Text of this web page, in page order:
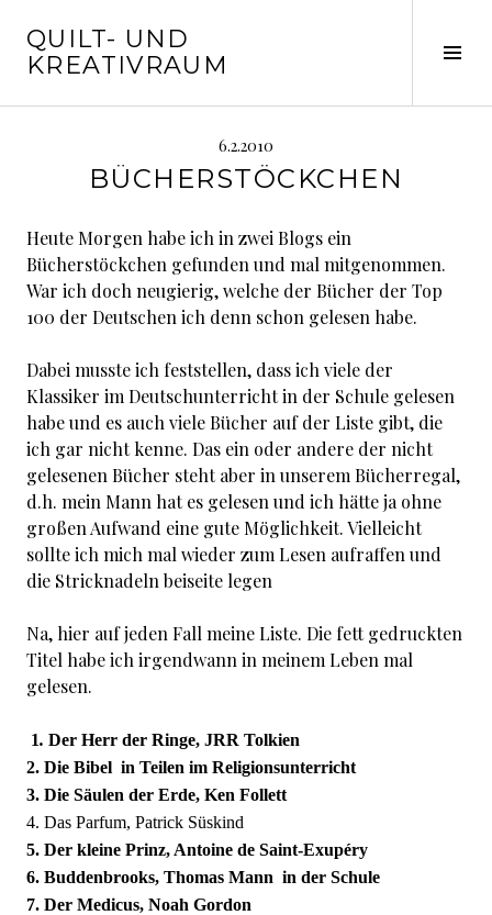
zum
Inhalt
QUILT- UND
KREATIVRAUM
6.2.2010
BÜCHERSTÖCKCHEN
Heute Morgen habe ich in zwei Blogs ein
Bücherstöckchen gefunden und mal mitgenommen.
War ich doch neugierig, welche der Bücher der Top
100 der Deutschen ich denn schon gelesen habe.
Dabei musste ich feststellen, dass ich viele der
Klassiker im Deutschunterricht in der Schule gelesen
habe und es auch viele Bücher auf der Liste gibt, die
ich gar nicht kenne. Das ein oder andere der nicht
gelesenen Bücher steht aber in unserem Bücherregal,
d.h. mein Mann hat es gelesen und ich hätte ja ohne
großen Aufwand eine gute Möglichkeit. Vielleicht
sollte ich mich mal wieder zum Lesen aufraffen und
die Stricknadeln beiseite legen
Na, hier auf jeden Fall meine Liste. Die fett gedruckten
Titel habe ich irgendwann in meinem Leben mal
gelesen.
1. Der Herr der Ringe, JRR Tolkien
2. Die Bibel  in Teilen im Religionsunterricht
3. Die Säulen der Erde, Ken Follett
4. Das Parfum, Patrick Süskind
5. Der kleine Prinz, Antoine de Saint-Exupéry
6. Buddenbrooks, Thomas Mann  in der Schule
7. Der Medicus, Noah Gordon